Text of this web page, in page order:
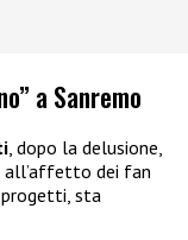
a Sanremo
, dopo la delusione,
all’affetto dei fan
progetti, sta